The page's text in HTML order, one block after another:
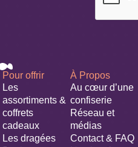
Pour offrir
Les
assortiments &
coffrets
cadeaux
Les dragées
À Propos
Au cœur d’une
confiserie
Réseau et
médias
Contact & FAQ